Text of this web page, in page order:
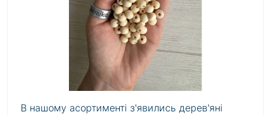
В нашому асортименті з'явились дерев'яні